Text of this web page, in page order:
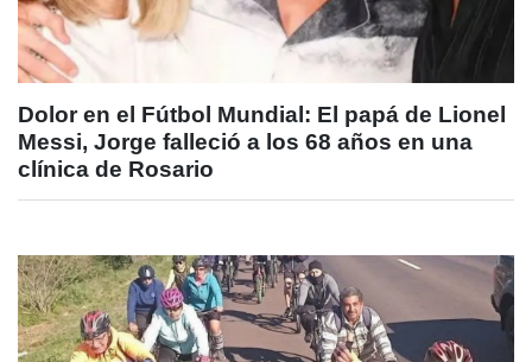
Dolor en el Fútbol Mundial: El papá de Lionel
Messi, Jorge falleció a los 68 años en una
clínica de Rosario